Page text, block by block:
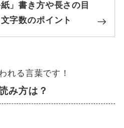
」書き方や長さの目
字数のポイント
れる言葉です！
み方は？